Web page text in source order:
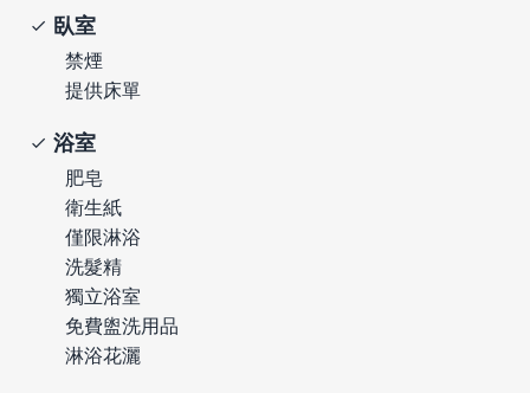
臥室
禁煙
提供床單
浴室
肥皂
衛生紙
僅限淋浴
洗髮精
獨立浴室
免費盥洗用品
淋浴花灑